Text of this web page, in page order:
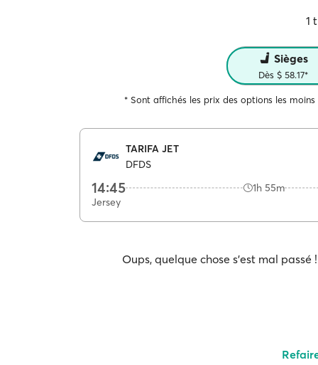
1
Sièges
Dès $ 58.17*
* Sont affichés les prix des options les
TARIFA JET
DFDS
14:45
1h 55m
Jersey
Oups, quelque chose s'est mal